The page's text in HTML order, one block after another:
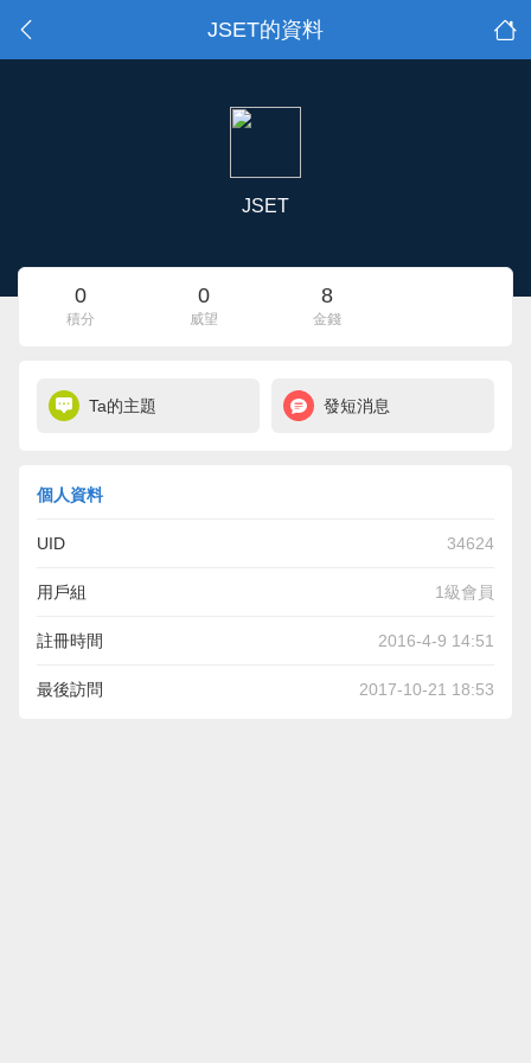
JSET的資料
JSET
0
積分
0
威望
8
金錢
Ta的主題 發短消息
個人資料
UID 34624
用戶組 1級會員
註冊時間 2016-4-9 14:51
最後訪問 2017-10-21 18:53